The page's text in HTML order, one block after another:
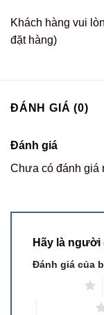
Khách hàng vui
đặt hàng)
ĐÁNH GIÁ (0)
Đánh giá
Chưa có đánh giá
Hãy là người
Đánh giá của